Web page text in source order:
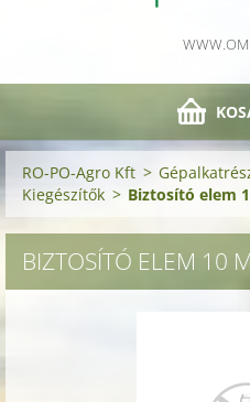
RO-PO-Agro Kft >
Kiegészítők > Biztosító elem
BIZTOSÍTÓ ELEM 10